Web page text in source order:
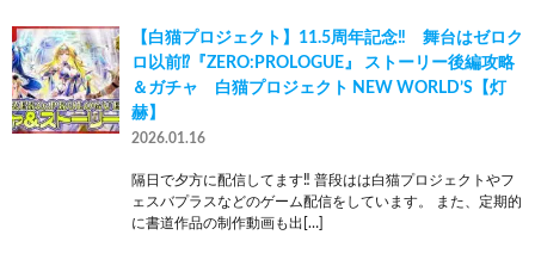
【白猫プロジェクト】11.5周年記念‼ 舞台はゼロク
ロ以前⁉『ZERO:PROLOGUE』 ストーリー後編攻略
＆ガチャ 白猫プロジェクト NEW WORLD’S【灯
赫】
2026.01.16
隔日で夕方に配信してます‼ 普段はは白猫プロジェクトやフ
ェスバプラスなどのゲーム配信をしています。 また、定期的
に書道作品の制作動画も出[…]